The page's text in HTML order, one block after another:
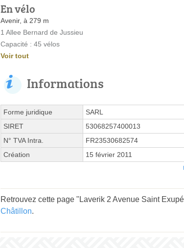
En vélo
Avenir, à 279 m
1 Allee Bernard de Jussieu
Capacité : 45 vélos
Voir tout
Informations
Forme juridique
SARL
SIRET
53068257400013
N° TVA Intra.
FR23530682574
Création
15 février 2011
Retrouvez cette page "Laverik 2 Avenue Saint
Châtillon.